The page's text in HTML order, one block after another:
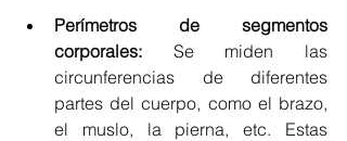
Perímetros de segmentos
corporales: Se miden las
circunferencias de diferentes
partes del cuerpo, como el brazo,
el muslo, la pierna, etc. Estas